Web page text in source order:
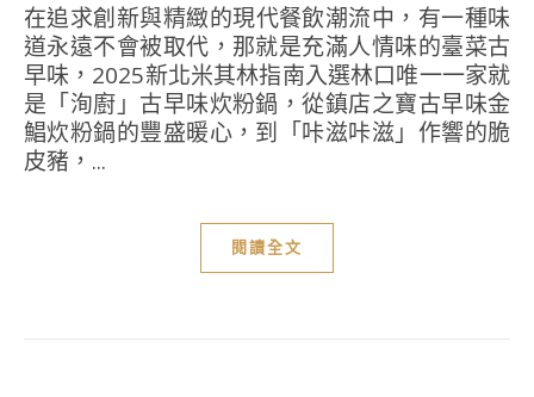
在追求創新與精緻的現代餐飲潮流中，有一種味
道永遠不會被取代，那就是充滿人情味的臺菜古
早味，2025新北米其林指南入選林口唯一一家就
是「洵廚」古早味炊粉鍋，從鎮店之寶古早味金
鯧炊粉鍋的豐盛暖心，到「咔滋咔滋」作響的脆
皮豬，...
閱讀全文